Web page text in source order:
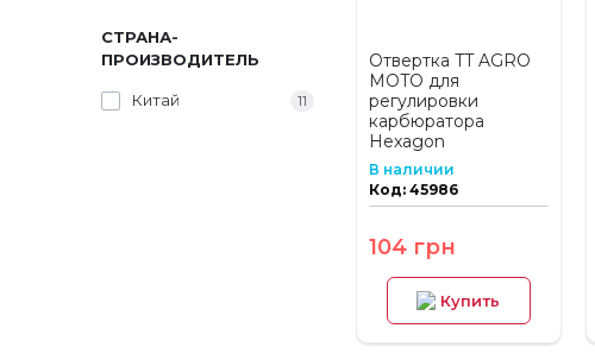
СТРАНА-
ПРОИЗВОДИТЕЛЬ
Китай 11
Отвертка TT AGRO
MOTO для
регулировки
карбюратора
Hexagon
В наличии
Код: 45986
104 грн
Купить